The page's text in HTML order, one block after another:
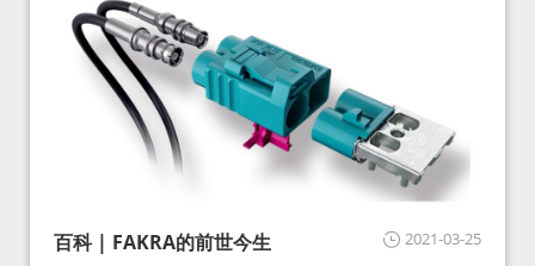
2021-03-25
百科 | FAKRA的前世今生